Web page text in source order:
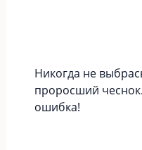
Никогда не
проросший
ошибка!